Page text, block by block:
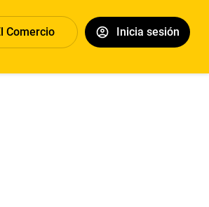
Comercio Inicia sesión